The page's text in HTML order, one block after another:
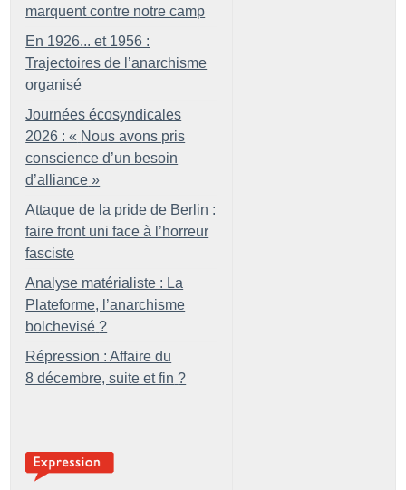
marquent contre notre camp
En 1926... et 1956 :
Trajectoires de l’anarchisme
organisé
Journées écosyndicales
2026 : « Nous avons pris
conscience d’un besoin
d’alliance »
Attaque de la pride de Berlin :
faire front uni face à l’horreur
fasciste
Analyse matérialiste : La
Plateforme, l’anarchisme
bolchevisé ?
Répression : Affaire du
8 décembre, suite et fin ?